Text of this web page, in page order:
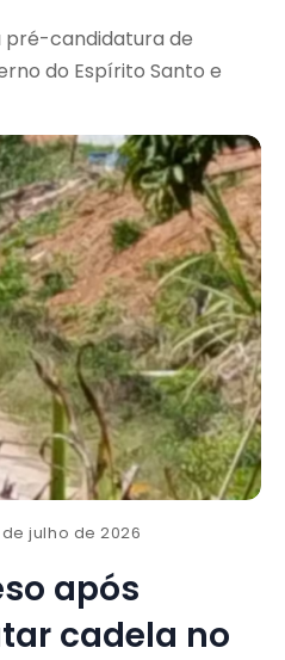
pré-candidatura de
do Espírito Santo e
de julho de 2026
após
cadela no